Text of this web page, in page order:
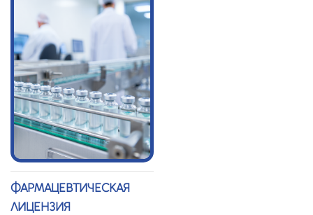
ФАРМАЦЕВТИЧЕСКАЯ
ЛИЦЕНЗИЯ